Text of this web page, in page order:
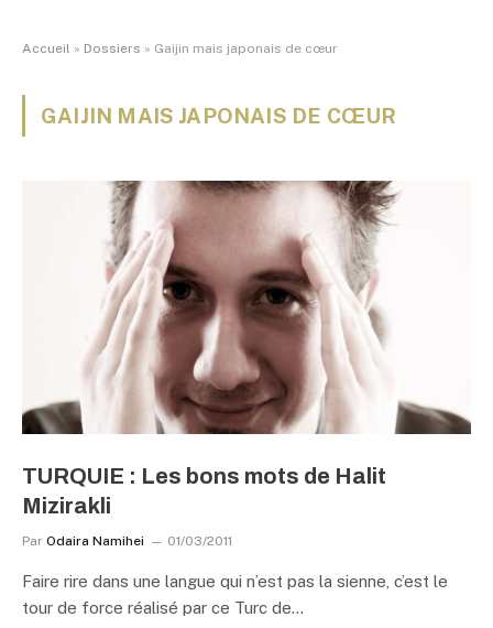
Accueil » Dossiers » Gaijin mais japonais de cœur
GAIJIN MAIS JAPONAIS DE CŒUR
TURQUIE : Les bons mots de Halit
Mizirakli
Par Odaira Namihei 01/03/2011
Faire rire dans une langue qui n’est pas la sienne, c’est le
tour de force réalisé par ce Turc de…